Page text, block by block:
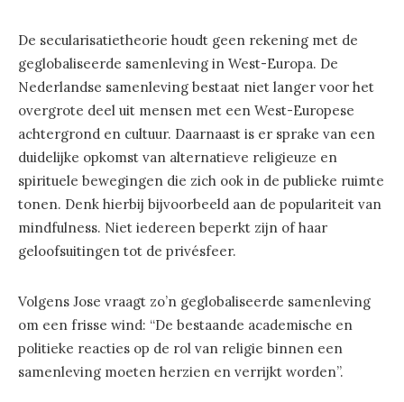
De secularisatietheorie houdt geen rekening met de
geglobaliseerde samenleving in West-Europa. De
Nederlandse samenleving bestaat niet langer voor het
overgrote deel uit mensen met een West-Europese
achtergrond en cultuur. Daarnaast is er sprake van een
duidelijke opkomst van alternatieve religieuze en
spirituele bewegingen die zich ook in de publieke ruimte
tonen. Denk hierbij bijvoorbeeld aan de populariteit van
mindfulness. Niet iedereen beperkt zijn of haar
geloofsuitingen tot de privésfeer.
Volgens Jose vraagt zo’n geglobaliseerde samenleving
om een frisse wind: “De bestaande academische en
politieke reacties op de rol van religie binnen een
samenleving moeten herzien en verrijkt worden”.